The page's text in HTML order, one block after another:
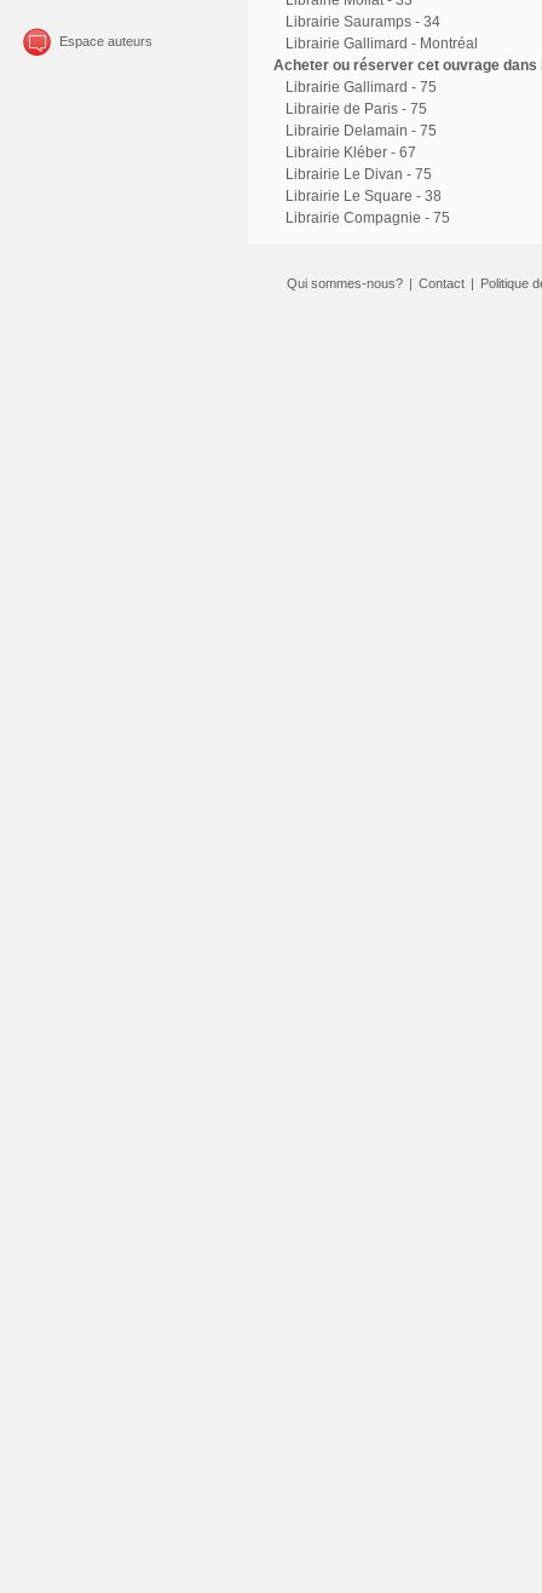
Espace auteurs
Librairie Sauramps - 34
Librairie Gallimard - Montréal
Acheter ou réserver cet ouvrage
Librairie Gallimard - 75
Librairie de Paris - 75
Librairie Delamain - 75
Librairie Kléber - 67
Librairie Le Divan - 75
Librairie Le Square - 38
Librairie Compagnie - 75
Qui sommes-nous? | Contact | Politique